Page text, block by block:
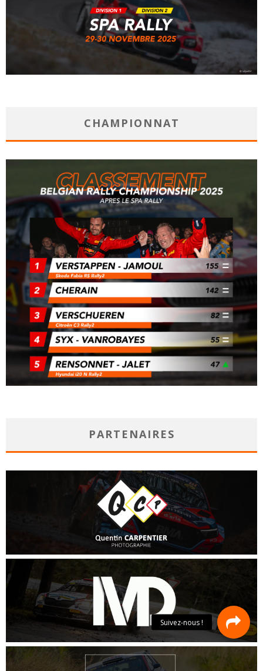
CHAMPIONNAT
PARTENAIRES